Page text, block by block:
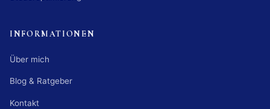
INFORMATIONEN
Über mich
Blog & Ratgeber
Kontakt